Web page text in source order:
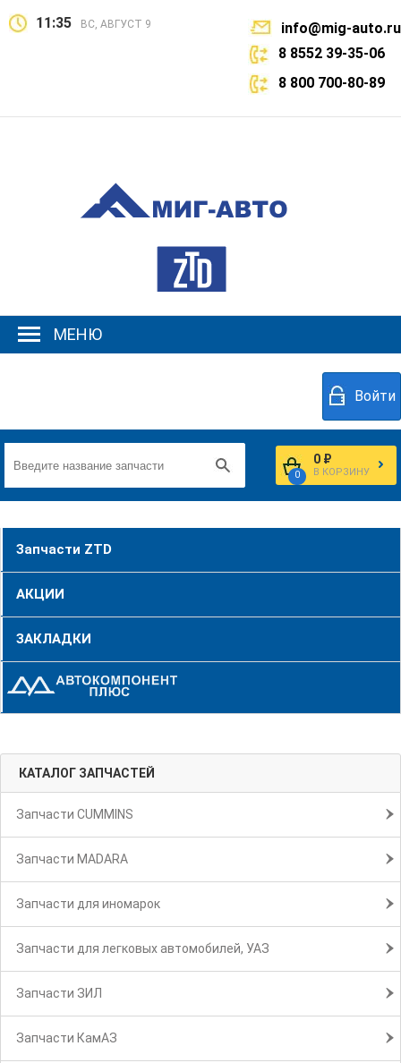
11:35 ВС, АВГУСТ 9
info@mig-auto.ru
8 8552 39-35-06
8 800 700-80-89
МЕНЮ
Войти
0
0 ₽
В КОРЗИНУ
Запчасти ZTD
АКЦИИ
ЗАКЛАДКИ
КАТАЛОГ ЗАПЧАСТЕЙ
Запчасти CUMMINS
Запчасти MADARA
Запчасти для иномарок
Запчасти для легковых автомобилей, УАЗ
Запчасти ЗИЛ
Запчасти КамАЗ